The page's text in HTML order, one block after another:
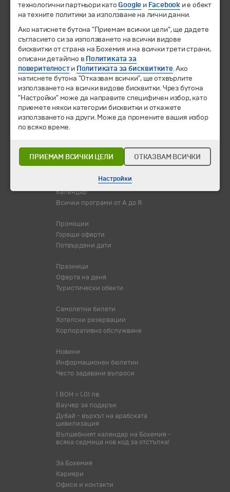
ЧЛЕН НА
© 1994-2026 Бохемия ООД.Всички права запазени.
Направления
Календар
Всички програми от А до Я
Промоции
Горещи оферти
Потвърдени дати
Празници
Оферта на деня
Туристически обекти
Самолетни билети
Хотелски резервации
Корпоративно обслужване
Новини
Информационен бюлетин
Често задавани въпроси
1 BOH = 1,01 лв.
Ваучер за подарък
Дубай - върхът на арабската
цивилизация
Вълшебният календар на Бохемия -
всяка седмица нов код за отстъпка!
За Бохемия
Кариери
Офиси и контакти
технологични партньори като Google и Facebook и е обект
на техните политики за използване на лични данни.
Ако натиснете бутона "Приемам всички цели", ще дадете
съгласието си за използването на всички видове
бисквитки от страна на Бохемия и на всички трети страни,
описани детайлно в Политиката за
поверителности Политиката за бисквитките. Ако
натиснете бутона "Отказвам всички", ще отхвърлите
използването на всички видове бисквитки. Чрез бутона
"Настройки" може да направите специфичен избор, като
приемете някои категории бисквитки и откажете
използването на други. Може да промените вашия избор
по всяко време.
ПРИЕМАМ ВСИЧКИ ЦЕЛИ ОТКАЗВАМ ВСИЧКИ
Настройки